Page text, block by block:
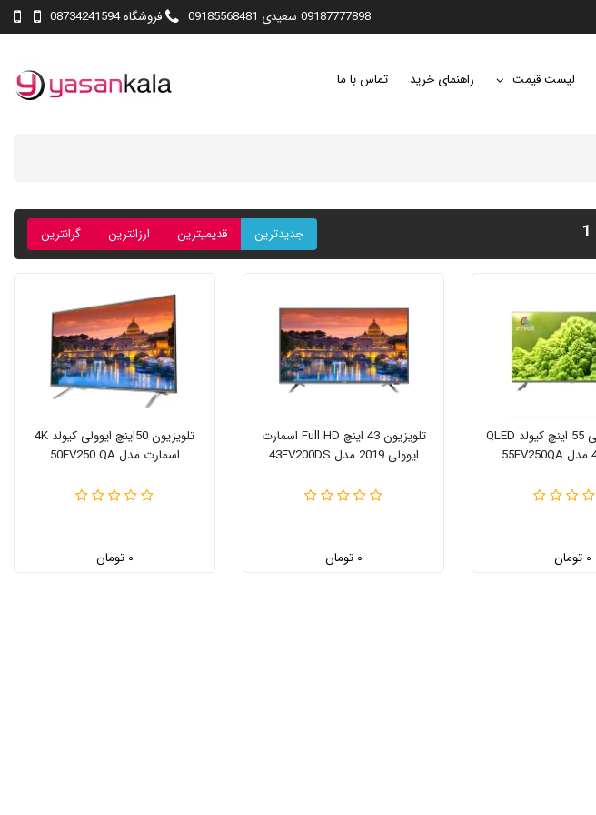
09187777898 سعیدی 09185568481 فروشگاه 08734241594
لیست قیمت راهنمای خرید تماس با ما
جدیدترین قدیمیترین ارزانترین گرانترین
تلویزیون ایولی 55 اینچ کیولد QLED
۰ تومان
تلویزیون 43 اینچ Full HD اسمارت
ایوولی 2019 مدل 43EV200DS
۰ تومان
تلویزیون 50اینچ ایوولی کیولد 4K
اسمارت مدل 50EV250 QA
۰ تومان